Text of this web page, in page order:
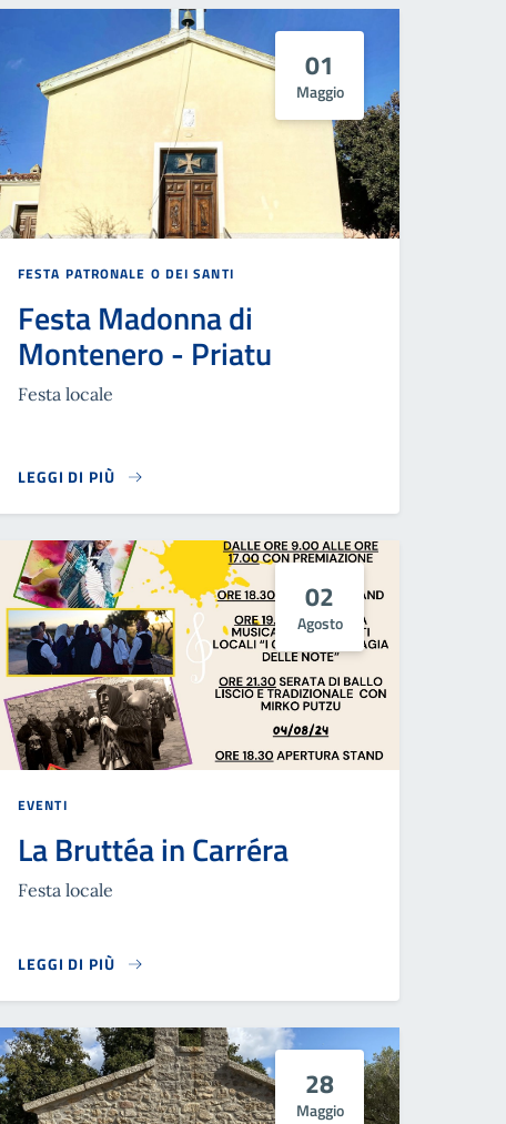
01
Maggio
FESTA PATRONALE O DEI SANTI
Festa Madonna di
Montenero - Priatu
Festa locale
LEGGI DI PIÙ
02
Agosto
EVENTI
La Bruttéa in Carréra
Festa locale
LEGGI DI PIÙ
28
Maggio